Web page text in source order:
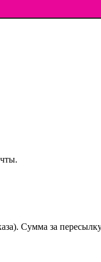
Сумма за